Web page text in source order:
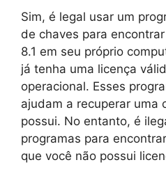
Sim, é legal usar um
de chaves para
8.1 em seu próprio
já tenha uma licença
operacional. Esses
ajudam a recuperar uma
possui. No entanto, é
programas para
que você não possui